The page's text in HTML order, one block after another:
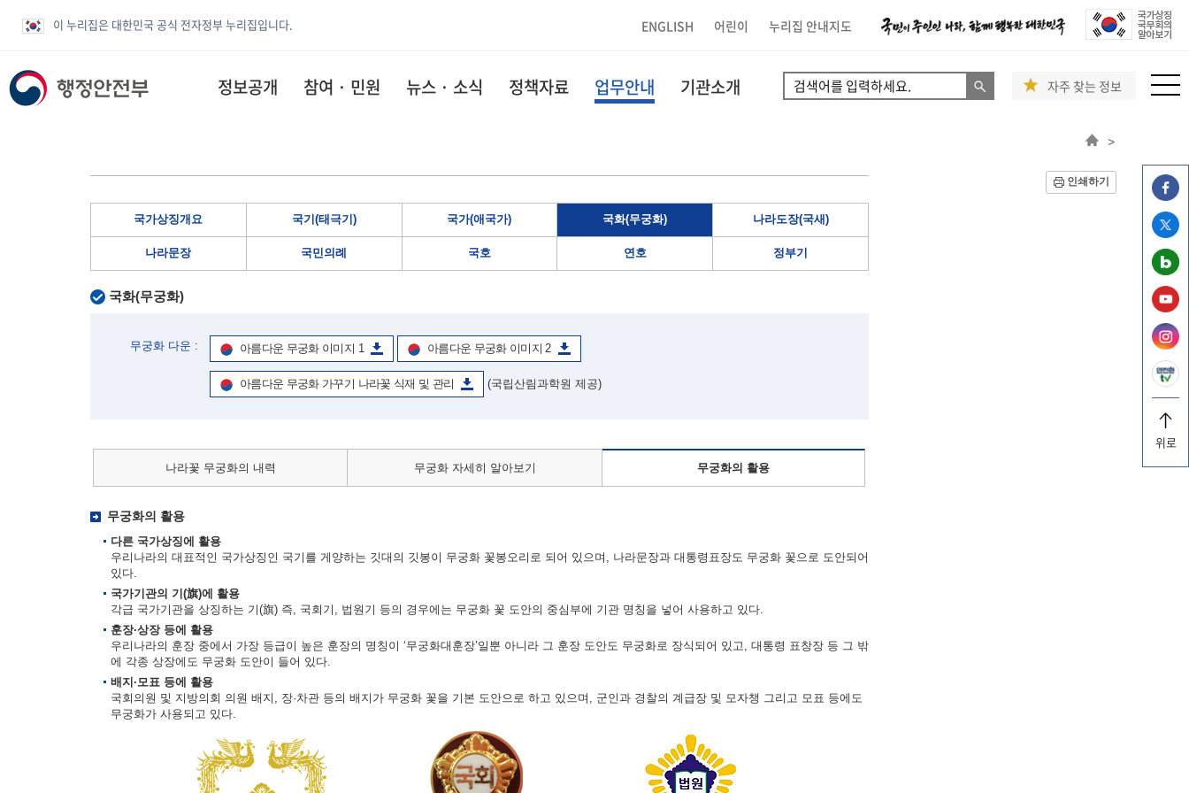
이 누리집은 대한민국 공식 전자정부 누리집입니다. ENGLISH 어린이 누리집 안내지도
위로
정보공개 참여 · 민원 뉴스 · 소식 정책자료 업무안내 기관소개 자주 찾는 정보
>
인쇄하기
국가상징개요 국기(태극기) 국가(애국가) 국화(무궁화) 나라도장(국새)
나라문장 국민의례 국호 연호 정부기
국화(무궁화)
무궁화 다운 : 아름다운 무궁화 이미지 1 아름다운 무궁화 이미지 2
아름다운 무궁화 가꾸기 나라꽃 식재 및 관리 (국립산림과학원 제공)
나라꽃 무궁화의 내력 무궁화 자세히 알아보기 무궁화의 활용
무궁화의 활용
다른 국가상징에 활용
우리나라의 대표적인 국가상징인 국기를 게양하는 깃대의 깃봉이 무궁화 꽃봉오리로 되어 있으며, 나라문장과 대통령표장도 무궁화 꽃으로 도안되어
있다.
국가기관의 기(旗)에 활용
각급 국가기관을 상징하는 기(旗) 즉, 국회기, 법원기 등의 경우에는 무궁화 꽃 도안의 중심부에 기관 명칭을 넣어 사용하고 있다.
훈장·상장 등에 활용
우리나라의 훈장 중에서 가장 등급이 높은 훈장의 명칭이 ‘무궁화대훈장’일뿐 아니라 그 훈장 도안도 무궁화로 장식되어 있고, 대통령 표창장 등 그 밖
에 각종 상장에도 무궁화 도안이 들어 있다.
배지·모표 등에 활용
국회의원 및 지방의회 의원 배지, 장·차관 등의 배지가 무궁화 꽃을 기본 도안으로 하고 있으며, 군인과 경찰의 계급장 및 모자챙 그리고 모표 등에도
무궁화가 사용되고 있다.